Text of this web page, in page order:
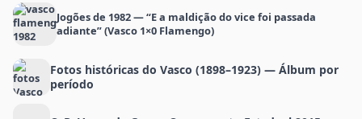
Jogões de 1982 — “E a maldição do vice foi passada
adiante” (Vasco 1×0 Flamengo)
Fotos históricas do Vasco (1898–1923) — Álbum por
período